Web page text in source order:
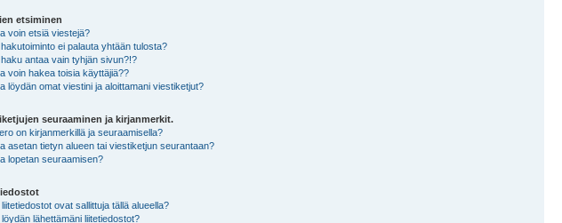
etsiminen
voin etsiä viestejä?
ei palauta yhtään tulosta?
antaa vain tyhjän sivun?!?
voin hakea toisia käyttäjiä??
löydän omat viestini ja aloittamani viestiketjut?
seuraaminen ja kirjanmerkit.
on kirjanmerkillä ja seuraamisella?
asetan tietyn alueen tai viestiketjun seurantaan?
lopetan seuraamisen?
liitetiedostot ovat sallittuja tällä alueella?
löydän lähettämäni liitetiedostot?